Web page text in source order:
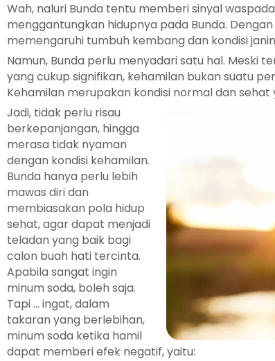
Wah, naluri Bunda tentu memberi sinyal
menggantungkan hidupnya pada Bunda.
memengaruhi tumbuh kembang dan kondisi
Namun, Bunda perlu menyadari satu hal. Meski
yang cukup signifikan, kehamilan bukan suatu
Kehamilan merupakan kondisi normal dan sehat
Jadi, tidak perlu risau
berkepanjangan, hingga
merasa tidak nyaman
dengan kondisi kehamilan.
Bunda hanya perlu lebih
mawas diri dan
membiasakan pola hidup
sehat, agar dapat menjadi
teladan yang baik bagi
calon buah hati tercinta.
Apabila sangat ingin
minum soda, boleh saja.
Tapi … ingat, dalam
takaran yang berlebihan,
minum soda ketika hamil
dapat memberi efek negatif, yaitu: